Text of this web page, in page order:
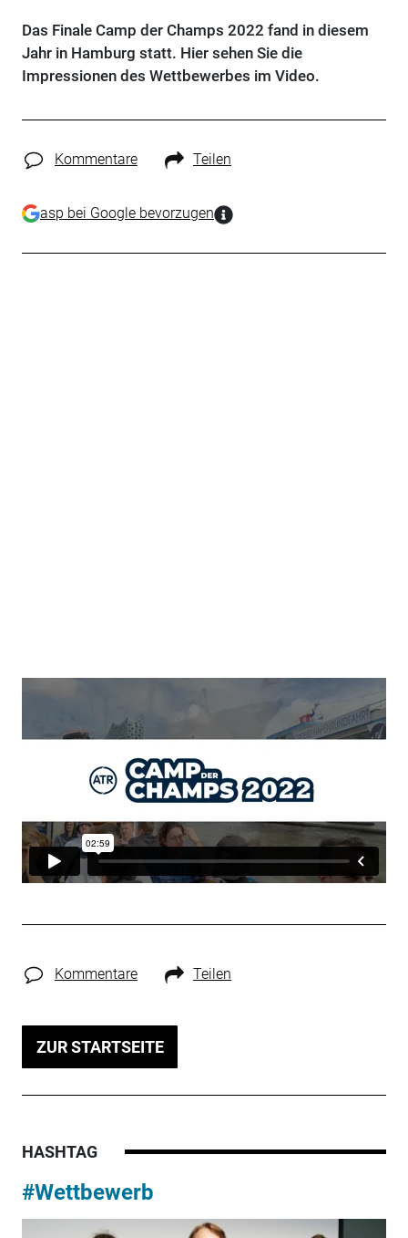
Das Finale Camp der Champs 2022 fand in diesem
Jahr in Hamburg statt. Hier sehen Sie die
Impressionen des Wettbewerbes im Video.
Kommentare Teilen
asp bei Google bevorzugen
Kommentare Teilen
ZUR STARTSEITE
HASHTAG
#Wettbewerb